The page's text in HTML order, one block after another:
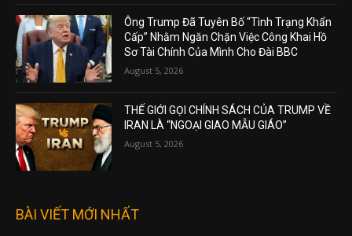
Ông Trump Đã Tuyên Bố “Tình Trạng Khẩn
Cấp” Nhằm Ngăn Chặn Việc Công Khai Hồ
Sơ Tài Chính Của Mình Cho Đài BBC
August 5, 2026
THẾ GIỚI GỌI CHÍNH SÁCH CỦA TRUMP VỀ
IRAN LÀ “NGOẠI GIAO MẪU GIÁO”
August 5, 2026
BÀI VIẾT MỚI NHẤT